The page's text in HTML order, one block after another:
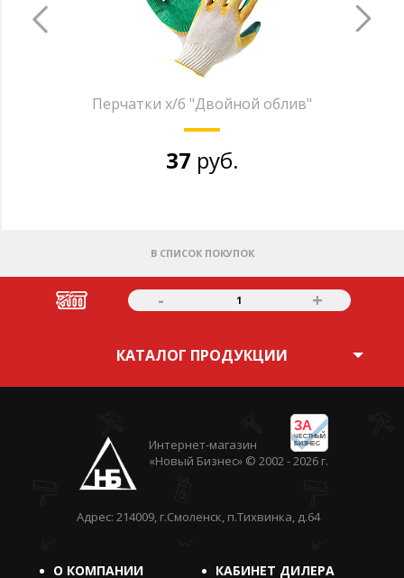
Перчатки х/б "Двойной облив"
37 руб.
В СПИСОК ПОКУПОК
- 1 +
КАТАЛОГ ПРОДУКЦИИ
ЗА
ЧЕСТНЫЙ
БИЗНЕС
Интернет-магазин
«Новый Бизнес» © 2002 - 2026 г.
Адрес: 214009, г.Смоленск, п.Тихвинка, д.64
О КОМПАНИИ КАБИНЕТ ДИЛЕРА